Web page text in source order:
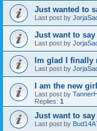
Just wanted to
Last post by
Just want to say
Last post by
Im glad I finally
Last post by
I am the new girl
Last post by
Replies: 1
Just want to say
Last post by